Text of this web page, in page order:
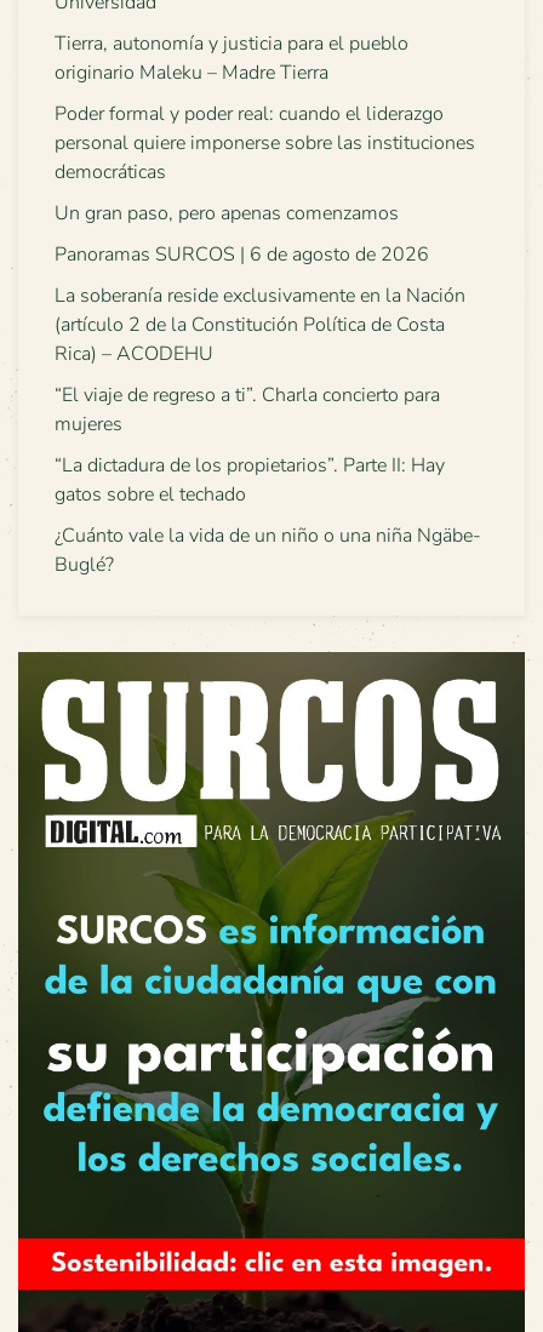
Tierra, autonomía y justicia para el pueblo
originario Maleku – Madre Tierra
Poder formal y poder real: cuando el liderazgo
personal quiere imponerse sobre las instituciones
democráticas
Un gran paso, pero apenas comenzamos
Panoramas SURCOS | 6 de agosto de 2026
La soberanía reside exclusivamente en la Nación
(artículo 2 de la Constitución Política de Costa
Rica) – ACODEHU
“El viaje de regreso a ti”. Charla concierto para
mujeres
“La dictadura de los propietarios”. Parte II: Hay
gatos sobre el techado
¿Cuánto vale la vida de un niño o una niña Ngäbe-
Buglé?